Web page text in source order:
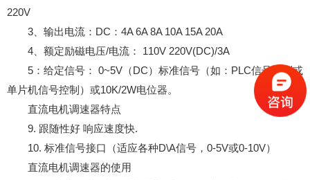
220V
3、输出电流：DC：4A 6A 8A 10A 15A 20A
4、额定励磁电压/电流： 110V 220V(DC)/3A
5：给定信号： 0~5V（DC）标准信号（如：PLC信号控制或
单片机信号控制）或10K/2W电位器。
直流电机调速器特点
9. 跟随性好 响应速度快.
10. 标准信号接口（适应各种D\A信号，0-5V或0-10V）
直流电机调速器的使用